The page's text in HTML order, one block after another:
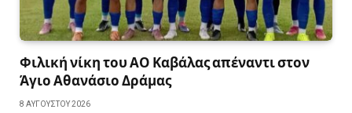
Φιλική νίκη του ΑΟ Καβάλας απέναντι στον
Άγιο Αθανάσιο Δράμας
8 ΑΥΓΟΎΣΤΟΥ 2026